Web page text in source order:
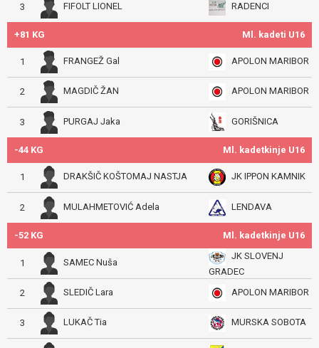
3 FIFOLT LIONEL RADENCI
+81 KG Ml. kadeti U16
1 FRANGEŽ Gal APOLON MARIBOR
2 MAGDIČ ŽAN APOLON MARIBOR
3 PURGAJ Jaka GORIŠNICA
-44 KG Ml. kadetkinje U16
1 DRAKŠIČ KOŠTOMAJ NASTJA JK IPPON KAMNIK
2 MULAHMETOVIĆ Adela LENDAVA
-52 KG Ml. kadetkinje U16
1 SAMEC Nuša
JK SLOVENJ
GRADEC
2
SLEDIČ Lara APOLON MARIBOR
3 LUKAČ Tia MURSKA SOBOTA